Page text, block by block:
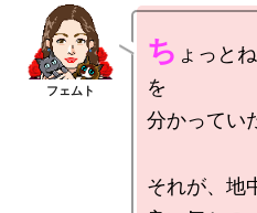
ち ょっと
を
分かってい
それが、地